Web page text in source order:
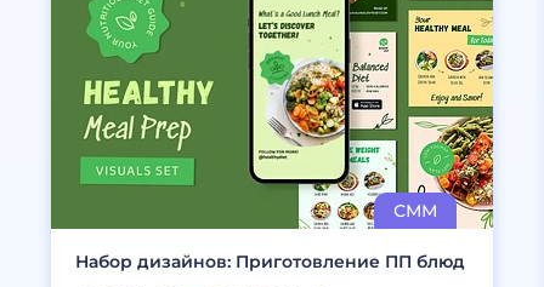
Набор дизайнов: Приготовление ПП блюд